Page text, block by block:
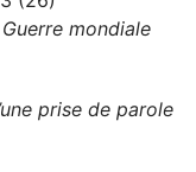
mondiale
prise de parole